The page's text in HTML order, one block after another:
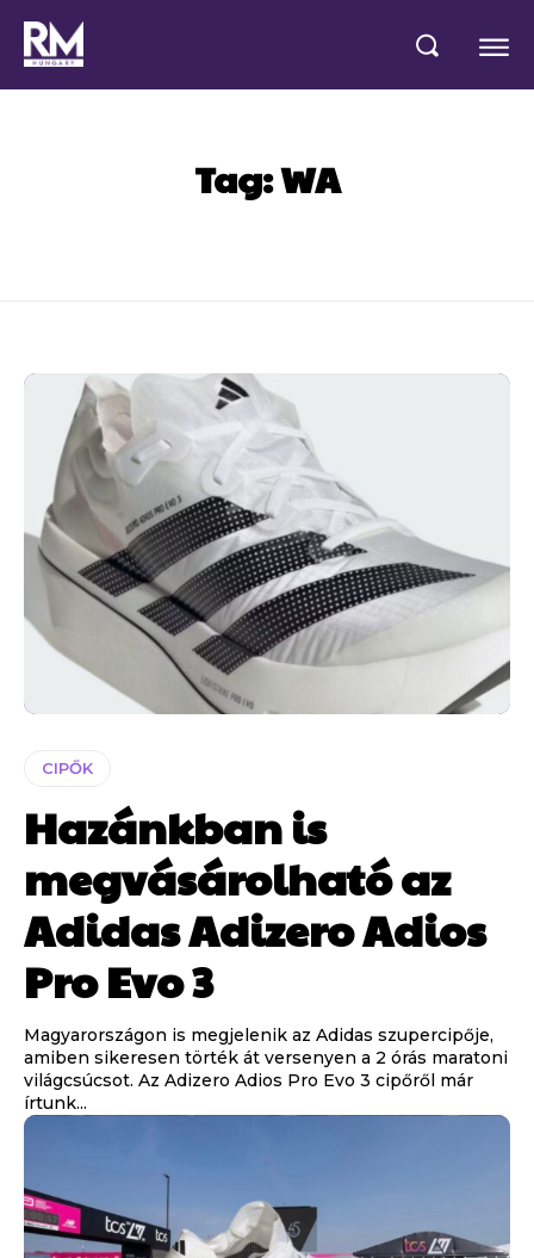
Tag:WA
CIPŐK
Hazánkban is
megvásárolható az
Adidas Adizero Adios
Pro Evo 3
Magyarországon is megjelenik az Adidas szupercipője,
amiben sikeresen törték át versenyen a 2 órás maratoni
világcsúcsot. Az Adizero Adios Pro Evo 3 cipőről már
írtunk...